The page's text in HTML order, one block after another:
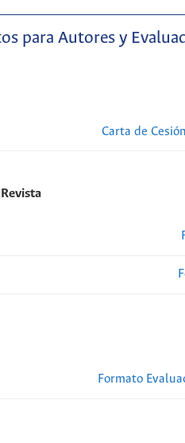
para Autores y
Carta de
Formato